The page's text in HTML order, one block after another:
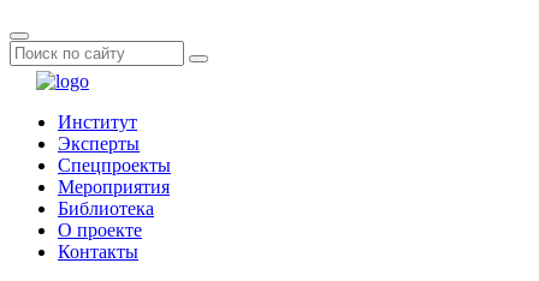
Институт
Эксперты
Спецпроекты
Мероприятия
Библиотека
О проекте
Контакты